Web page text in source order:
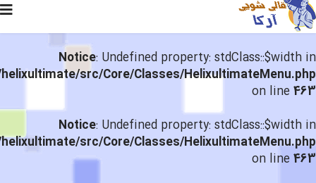
Notice: Undefined property: stdClass::$width in
src/Core/Classes/HelixultimateMenu.php
on line463
Notice: Undefined property: stdClass::$width in
src/Core/Classes/HelixultimateMenu.php
on line463